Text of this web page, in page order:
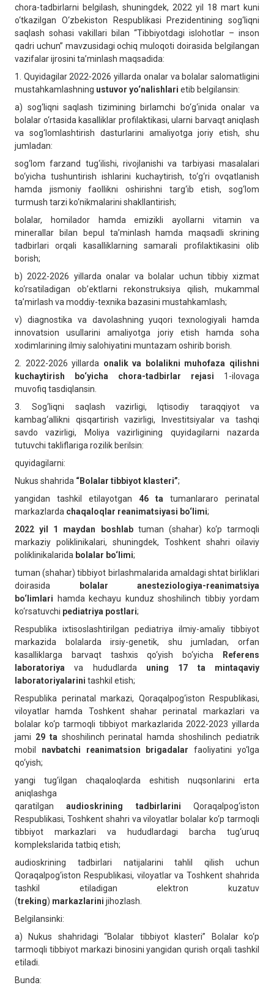
chora-tadbirlarni belgilash, shuningdek, 2022 yil 18 mart kuni
o‘tkazilgan O‘zbekiston Respublikasi Prezidentining sog‘liqni
saqlash sohasi vakillari bilan “Tibbiyotdagi islohotlar – inson
qadri uchun” mavzusidagi ochiq muloqoti doirasida belgilangan
vazifalar ijrosini ta’minlash maqsadida:
1. Quyidagilar 2022-2026 yillarda onalar va bolalar salomatligini
mustahkamlashning ustuvor yo‘nalishlari etib belgilansin:
a) sog‘liqni saqlash tizimining birlamchi bo‘g‘inida onalar va
bolalar o‘rtasida kasalliklar profilaktikasi, ularni barvaqt aniqlash
va sog‘lomlashtirish dasturlarini amaliyotga joriy etish, shu
jumladan:
sog‘lom farzand tug‘ilishi, rivojlanishi va tarbiyasi masalalari
bo‘yicha tushuntirish ishlarini kuchaytirish, to‘g‘ri ovqatlanish
hamda jismoniy faollikni oshirishni targ‘ib etish, sog‘lom
turmush tarzi ko‘nikmalarini shakllantirish;
bolalar, homilador hamda emizikli ayollarni vitamin va
minerallar bilan bepul ta’minlash hamda maqsadli skrining
tadbirlari orqali kasalliklarning samarali profilaktikasini olib
borish;
b) 2022-2026 yillarda onalar va bolalar uchun tibbiy xizmat
ko‘rsatiladigan ob’ektlarni rekonstruksiya qilish, mukammal
ta’mirlash va moddiy-texnika bazasini mustahkamlash;
v) diagnostika va davolashning yuqori texnologiyali hamda
innovatsion usullarini amaliyotga joriy etish hamda soha
xodimlarining ilmiy salohiyatini muntazam oshirib borish.
2. 2022-2026 yillarda onalik va bolalikni muhofaza qilishni
kuchaytirish bo‘yicha chora-tadbirlar rejasi 1-ilovaga
muvofiq tasdiqlansin.
3. Sog‘liqni saqlash vazirligi, Iqtisodiy taraqqiyot va
kambag‘allikni qisqartirish vazirligi, Investitsiyalar va tashqi
savdo vazirligi, Moliya vazirligining quyidagilarni nazarda
tutuvchi takliflariga rozilik berilsin:
quyidagilarni:
Nukus shahrida “Bolalar tibbiyot klasteri”;
yangidan tashkil etilayotgan 46 ta tumanlararo perinatal
markazlarda chaqaloqlar reanimatsiyasi bo‘limi;
2022 yil 1 maydan boshlab tuman (shahar) ko‘p tarmoqli
markaziy poliklinikalari, shuningdek, Toshkent shahri oilaviy
poliklinikalarida bolalar bo‘limi;
tuman (shahar) tibbiyot birlashmalarida amaldagi shtat birliklari
doirasida
bolalar anesteziologiya-reanimatsiya
bo‘limlari
hamda kechayu kunduz shoshilinch tibbiy yordam
ko‘rsatuvchi pediatriya postlari;
Respublika ixtisoslashtirilgan pediatriya ilmiy-amaliy tibbiyot
markazida bolalarda irsiy-genetik, shu jumladan, orfan
kasalliklarga barvaqt tashxis qo‘yish bo‘yicha
Referens
laboratoriya va hududlarda uning 17 ta mintaqaviy
laboratoriyalarini tashkil etish;
Respublika perinatal markazi, Qoraqalpog‘iston Respublikasi,
viloyatlar hamda Toshkent shahar perinatal markazlari va
bolalar ko‘p tarmoqli tibbiyot markazlarida 2022-2023 yillarda
jami 29 ta shoshilinch perinatal hamda shoshilinch pediatrik
mobil navbatchi reanimatsion brigadalar faoliyatini yo‘lga
qo‘yish;
yangi tug‘ilgan chaqaloqlarda eshitish nuqsonlarini erta
aniqlashga
qaratilganaudioskrining tadbirlarini Qoraqalpog‘iston
Respublikasi, Toshkent shahri va viloyatlar bolalar ko‘p tarmoqli
tibbiyot markazlari va hududlardagi barcha tug‘uruq
komplekslarida tatbiq etish;
audioskrining tadbirlari natijalarini tahlil qilish uchun
Qoraqalpog‘iston Respublikasi, viloyatlar va Toshkent shahrida
tashkil etiladigan elektron kuzatuv
(treking) markazlarini jihozlash.
Belgilansinki:
a) Nukus shahridagi “Bolalar tibbiyot klasteri” Bolalar ko‘p
tarmoqli tibbiyot markazi binosini yangidan qurish orqali tashkil
etiladi.
Bunda: